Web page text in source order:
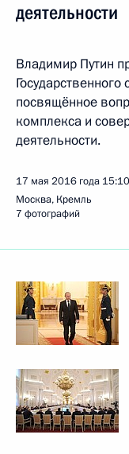
деятельности
Владимир Путин
посвящённое
комплекса и
деятельности.
17 мая 2016 года 15:10
Москва, Кремль
7 фотографий